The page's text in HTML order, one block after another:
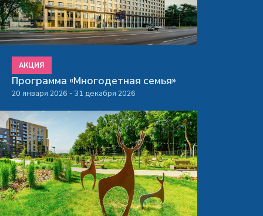
АКЦИЯ
Программа «Многодетная семья»
20 января 2026 - 31 декабря 2026